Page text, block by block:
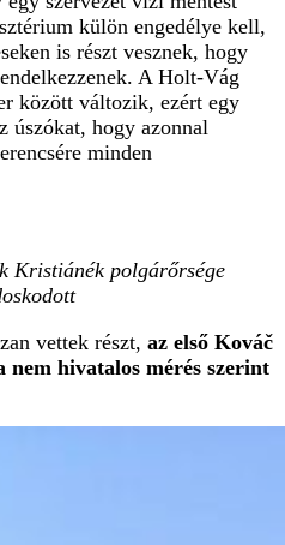
külön engedélye kell,
is részt vesznek, hogy
A Holt-Vág
között változik, ezért egy
úszókat, hogy azonnal
minden
Kristiánék polgárőrsége
vettek részt, az első Kováč
hivatalos mérés szerint